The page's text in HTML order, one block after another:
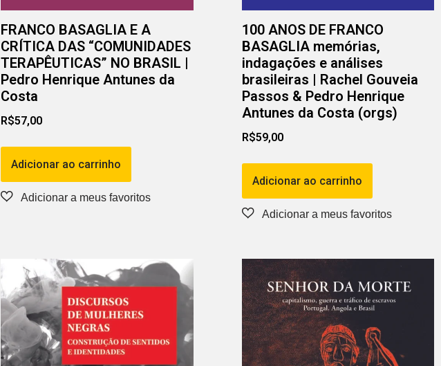
FRANCO BASAGLIA E A
CRÍTICA DAS “COMUNIDADES
TERAPÊUTICAS” NO BRASIL |
Pedro Henrique Antunes da
Costa
R$57,00
Adicionar ao carrinho
100 ANOS DE FRANCO
BASAGLIA memórias,
indagações e análises
brasileiras | Rachel Gouveia
Passos & Pedro Henrique
Antunes da Costa (orgs)
R$59,00
Adicionar ao carrinho